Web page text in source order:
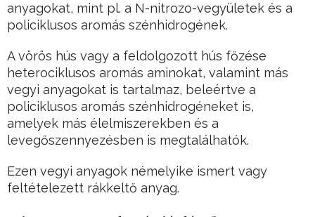
anyagokat, mint pl. a N-nitrozo-vegyületek és a
policiklusos aromás szénhidrogének.
A vörös hús vagy a feldolgozott hús főzése
heterociklusos aromás aminokat, valamint más
vegyi anyagokat is tartalmaz, beleértve a
policiklusos aromás szénhidrogéneket is,
amelyek más élelmiszerekben és a
levegőszennyezésben is megtalálhatók.
Ezen vegyi anyagok némelyike ​​ismert vagy
feltételezett rákkeltő anyag.